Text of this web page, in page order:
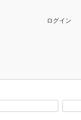
ログイン